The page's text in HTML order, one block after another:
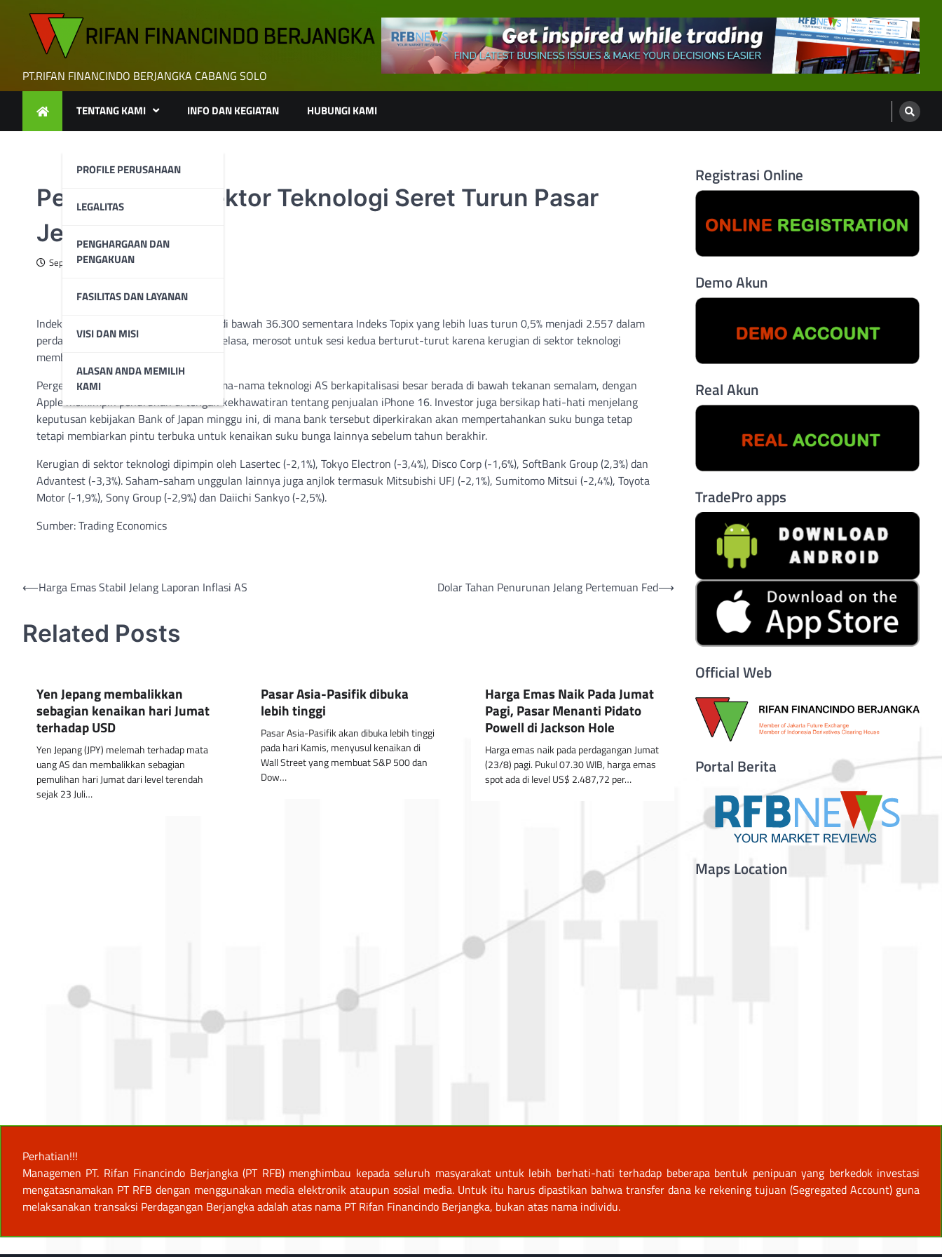
PT.RIFAN FINANCINDO BERJANGKA CABANG SOLO
TENTANG KAMI
PROFILE PERUSAHAAN
LEGALITAS
PENGHARGAAN DAN
PENGAKUAN
FASILITAS DAN LAYANAN
VISI DAN MISI
ALASAN ANDA MEMILIH
KAMI
INFO DAN KEGIATAN HUBUNGI KAMI
Pelemahan di Sektor Teknologi Seret Turun Pasar
Jepang
September 17, 2024
Indeks Nikkei 225 turun 0,8% menjadi di bawah 36.300 sementara Indeks Topix yang lebih luas turun 0,5% menjadi 2.557 dalam
perdagangan pasca-liburan pada hari Selasa, merosot untuk sesi kedua berturut-turut karena kerugian di sektor teknologi
membebani pasar.
Pergerakan tersebut terjadi karena nama-nama teknologi AS berkapitalisasi besar berada di bawah tekanan semalam, dengan
Apple memimpin penurunan di tengah kekhawatiran tentang penjualan iPhone 16. Investor juga bersikap hati-hati menjelang
keputusan kebijakan Bank of Japan minggu ini, di mana bank tersebut diperkirakan akan mempertahankan suku bunga tetap
tetapi membiarkan pintu terbuka untuk kenaikan suku bunga lainnya sebelum tahun berakhir.
Kerugian di sektor teknologi dipimpin oleh Lasertec (-2,1%), Tokyo Electron (-3,4%), Disco Corp (-1,6%), SoftBank Group (2,3%) dan
Advantest (-3,3%). Saham-saham unggulan lainnya juga anjlok termasuk Mitsubishi UFJ (-2,1%), Sumitomo Mitsui (-2,4%), Toyota
Motor (-1,9%), Sony Group (-2,9%) dan Daiichi Sankyo (-2,5%).
Sumber: Trading Economics
Post
⟵Harga Emas Stabil Jelang Laporan Inflasi AS Dolar Tahan Penurunan Jelang Pertemuan Fed⟶
Related Posts
Yen Jepang membalikkan
sebagian kenaikan hari Jumat
terhadap USD
Yen Jepang (JPY) melemah terhadap mata
uang AS dan membalikkan sebagian
pemulihan hari Jumat dari level terendah
sejak 23 Juli…
Pasar Asia-Pasifik dibuka
lebih tinggi
Pasar Asia-Pasifik akan dibuka lebih tinggi
pada hari Kamis, menyusul kenaikan di
Wall Street yang membuat S&P 500 dan
Dow…
Harga Emas Naik Pada Jumat
Pagi, Pasar Menanti Pidato
Powell di Jackson Hole
Harga emas naik pada perdagangan Jumat
(23/8) pagi. Pukul 07.30 WIB, harga emas
spot ada di level US$ 2.487,72 per…
Registrasi Online
Demo Akun
Real Akun
TradePro apps
Official Web
Portal Berita
Maps Location
Perhatian!!!
Managemen PT. Rifan Financindo Berjangka (PT RFB) menghimbau kepada seluruh masyarakat untuk lebih berhati-hati terhadap beberapa bentuk penipuan yang berkedok investasi
mengatasnamakan PT RFB dengan menggunakan media elektronik ataupun sosial media. Untuk itu harus dipastikan bahwa transfer dana ke rekening tujuan (Segregated Account) guna
melaksanakan transaksi Perdagangan Berjangka adalah atas nama PT Rifan Financindo Berjangka, bukan atas nama individu.